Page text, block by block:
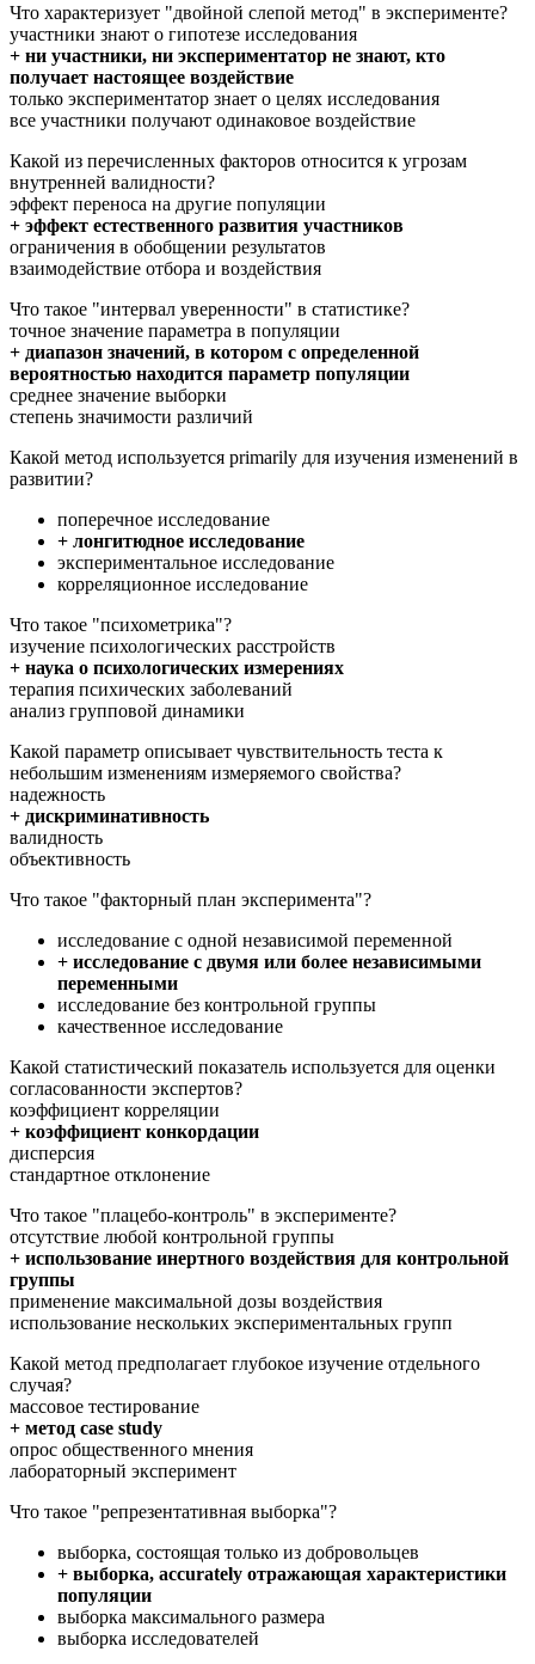
Что характеризует "двойной слепой метод" в эксперименте?
участники знают о гипотезе исследования
+ ни участники, ни экспериментатор не знают, кто
получает настоящее воздействие
только экспериментатор знает о целях исследования
все участники получают одинаковое воздействие
Какой из перечисленных факторов относится к угрозам
внутренней валидности?
эффект переноса на другие популяции
+ эффект естественного развития участников
ограничения в обобщении результатов
взаимодействие отбора и воздействия
Что такое "интервал уверенности" в статистике?
точное значение параметра в популяции
+ диапазон значений, в котором с определенной
вероятностью находится параметр популяции
среднее значение выборки
степень значимости различий
Какой метод используется primarily для изучения изменений в
развитии?
поперечное исследование
+ лонгитюдное исследование
экспериментальное исследование
корреляционное исследование
Что такое "психометрика"?
изучение психологических расстройств
+ наука о психологических измерениях
терапия психических заболеваний
анализ групповой динамики
Какой параметр описывает чувствительность теста к
небольшим изменениям измеряемого свойства?
надежность
+ дискриминативность
валидность
объективность
Что такое "факторный план эксперимента"?
исследование с одной независимой переменной
+ исследование с двумя или более независимыми
переменными
исследование без контрольной группы
качественное исследование
Какой статистический показатель используется для оценки
согласованности экспертов?
коэффициент корреляции
+ коэффициент конкордации
дисперсия
стандартное отклонение
Что такое "плацебо-контроль" в эксперименте?
отсутствие любой контрольной группы
+ использование инертного воздействия для контрольной
группы
применение максимальной дозы воздействия
использование нескольких экспериментальных групп
Какой метод предполагает глубокое изучение отдельного
случая?
массовое тестирование
+ метод case study
опрос общественного мнения
лабораторный эксперимент
Что такое "репрезентативная выборка"?
выборка, состоящая только из добровольцев
+ выборка, accurately отражающая характеристики
популяции
выборка максимального размера
выборка исследователей